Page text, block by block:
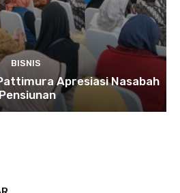
BISNIS
Apresiasi Nasabah
Pensiunan